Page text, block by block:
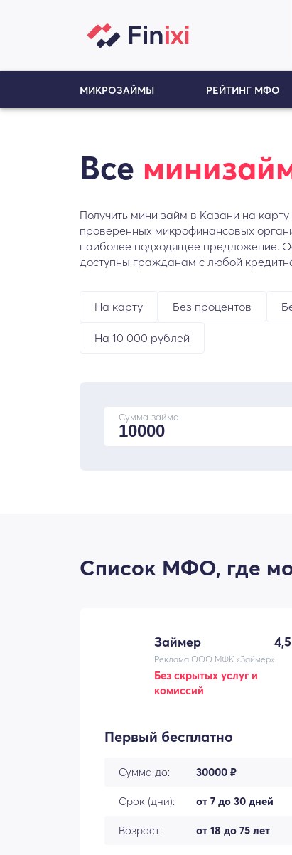
МИКРОЗАЙМЫ РЕЙТИНГ МФО
Все
Получить мини займ в Казани на
проверенных микрофинансовых
наиболее подходящее предложение.
доступны гражданам с любой
На карту Без процентов
На 10 000 рублей
Сумма займа
Список МФО, где
Займер 4,5
Реклама ООО МФК «Займер»
Без скрытых услуг и
комиссий
Первый бесплатно
Сумма до: 30000 ₽
Срок (дни): от 7 до 30 дней
Возраст: от 18 до 75 лет